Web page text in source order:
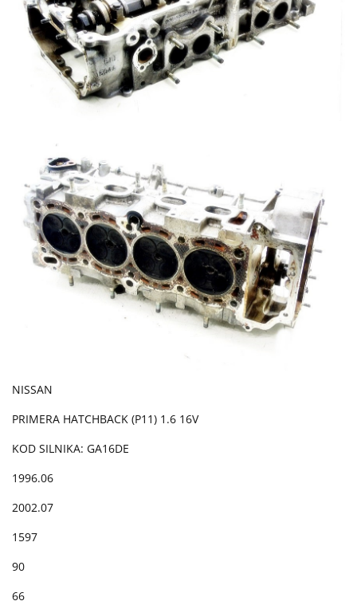
NISSAN
PRIMERA HATCHBACK (P11) 1.6 16V
KOD SILNIKA: GA16DE
1996.06
2002.07
1597
90
66